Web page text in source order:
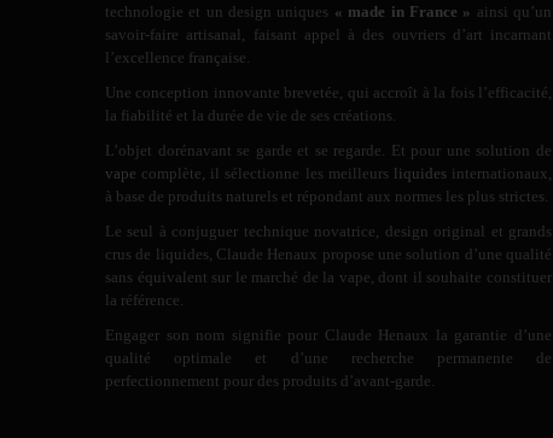
technologie et un design uniques « made in France » ainsi qu’un
savoir-faire artisanal, faisant appel à des ouvriers d’art incarnant
l’excellence française.
Une conception innovante brevetée, qui accroît à la fois l’efficacité,
la fiabilité et la durée de vie de ses créations.
L’objet dorénavant se garde et se regarde. Et pour une solution de
vape complète, il sélectionne les meilleurs liquidesinternationaux,
à base de produits naturels et répondant aux normes les plus strictes.
Le seul à conjuguer technique novatrice, design original et grands
crus de liquides, Claude Henaux propose une solution d’une qualité
sans équivalent sur le marché de la vape, dont il souhaite constituer
la référence.
Engager son nom signifie pour Claude Henaux la garantie d’une
qualité optimale et d’une recherche permanente de
perfectionnement pour des produits d’avant-garde.